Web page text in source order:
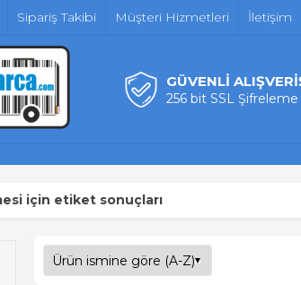
Sipariş Takibi Müşteri Hizmetleri İletişim
GÜVENLİ
256 bit SSL Şifreleme
için etiket sonuçları